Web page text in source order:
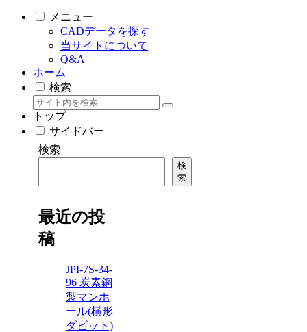
メニュー
CADデータを探す
当サイトについて
Q&A
ホーム
検索
トップ
サイドバー
検索
検
索
最近の投
稿
JPI-7S-34-
96 炭素鋼
製マンホ
ール(横形
ダビット)